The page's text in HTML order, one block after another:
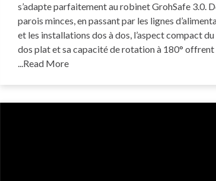
s’adapte parfaitement au robinet GrohSafe 3.0.
parois minces, en passant par les lignes
et les installations dos à dos, l’aspect compact
dos plat et sa capacité de rotation à 180° offrent
...Read More